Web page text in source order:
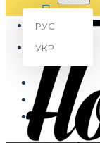
РУС
УКР